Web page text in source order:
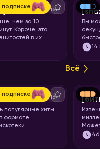
подписке
#5 16+
чем за 10
Короче, это
в их
их.
Вы
14
Всё
подписке 16+
популярные хиты
формате
что-46